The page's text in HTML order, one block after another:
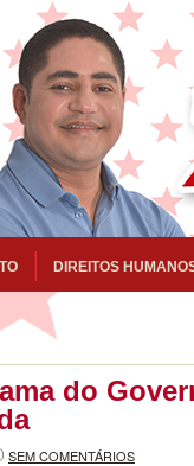
DIREITOS
do
SEM COMENTÁRIOS